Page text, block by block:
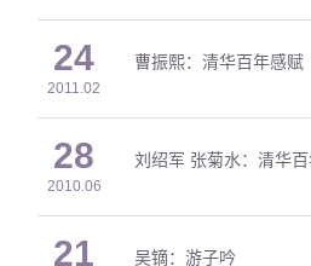
24
2011.02
曹振熙：清华百年感赋
28
2010.06
刘绍军 张菊水：清华
21 吴镝：游子吟